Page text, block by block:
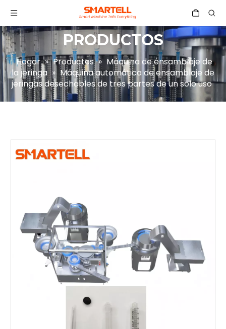
PRODUCTOS
Hogar » Productos » Máquina de ensamblaje de
la jeringa » Máquina automática de ensamblaje de
jeringas desechables de tres partes de un solo uso